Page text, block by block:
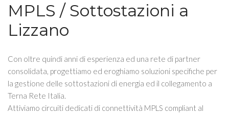
MPLS / Sottostazioni a
Lizzano
Con oltre quindi anni di esperienza ed una rete di partner
consolidata, progettiamo ed eroghiamo soluzioni specifiche per
la gestione delle sottostazioni di energia ed il collegamento a
Terna Rete Italia.
Attiviamo circuiti dedicati di connettività MPLS compliant al